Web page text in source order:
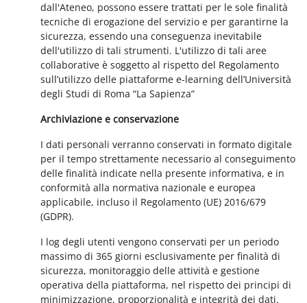
dall'Ateneo, possono essere trattati per le sole finalità
tecniche di erogazione del servizio e per garantirne la
sicurezza, essendo una conseguenza inevitabile
dell'utilizzo di tali strumenti. L'utilizzo di tali aree
collaborative è soggetto al rispetto del Regolamento
sull’utilizzo delle piattaforme e-learning dell’Università
degli Studi di Roma “La Sapienza”
Archiviazione e conservazione
I dati personali verranno conservati in formato digitale
per il tempo strettamente necessario al conseguimento
delle finalità indicate nella presente informativa, e in
conformità alla normativa nazionale e europea
applicabile, incluso il Regolamento (UE) 2016/679
(GDPR).
I log degli utenti vengono conservati per un periodo
massimo di 365 giorni esclusivamente per finalità di
sicurezza, monitoraggio delle attività e gestione
operativa della piattaforma, nel rispetto dei principi di
minimizzazione, proporzionalità e integrità dei dati.